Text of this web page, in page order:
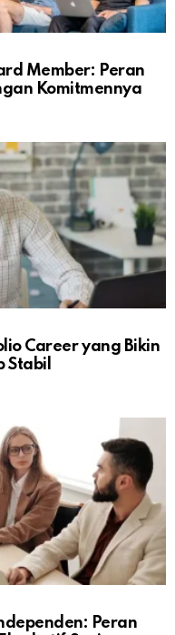
Member: Peran
Komitmennya
Career yang Bikin
Stabil
Peran